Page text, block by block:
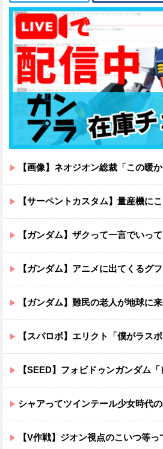
【画像】ネオジオン総裁「この暖かさをもった地球が
【サーペントカスタム】量産機にこそ武
【ガンダム】ザクって一言でいっても色々
【ガンダム】アニメに出てくるグフって
【ガンダム】難民の老人が地球に来れたこと喜んでてアレ？連
【スパロボ】エリクト「僕がラスボス一つ前の版権キャラ最
【SEED】フォビドゥンガンダム「ビーム弾きます、ビーム曲げられます、空飛
シャアってツインテール少女時代のハマー
【V作戦】ジオン視点のこいつ等って